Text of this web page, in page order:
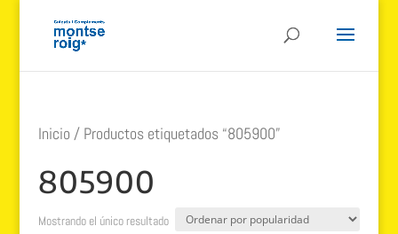
Inicio / Productos etiquetados “805900”
805900
Mostrando el único resultado